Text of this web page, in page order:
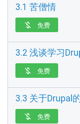
3.1 苦僧情
 免费
3.2 浅谈学习
 免费
3.3 关于Drupal
 免费